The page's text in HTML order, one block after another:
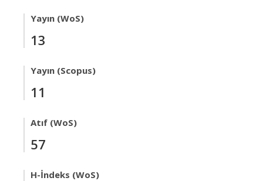
Yayın (WoS)
13
Yayın (Scopus)
11
Atıf (WoS)
57
H-İndeks (WoS)